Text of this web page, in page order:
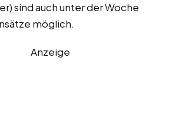
sind auch unter der Woche
möglich.
Anzeige